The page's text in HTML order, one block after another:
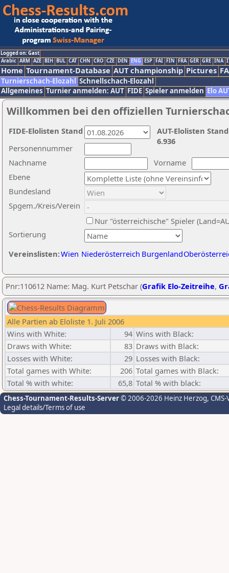
Logged on: Gast
Arabic ARM AZE BIH BUL CAT CHN CRO CZE DEN ENG ESP FAI FIN FRA GER GRE INA
Home Tournament-Database AUT championship Pictures
Turnierschach-Elozahl Schnellschach-Elozahl
Allgemeines Turnier anmelden: AUT FIDE Spieler anmelden Elo
Willkommen bei den offiziellen
Nachname
Vorname
Ebene
Sortierung
Personennummer
Bundesland
Spgem./Kreis/Verein
Nur "österreichische" Spieler
Vereinslisten:Wien Niederösterreich Burgenland
AUT-Elolisten
6.936
FIDE-Elolisten Stand
Pnr:110612 Name: Mag. Kurt Petschar (Grafik Elo-Zeitreihe,
Alle Partien ab Eloliste 1. Juli 2006
Wins with White:
94 Wins with Black:
Draws with White:
83 Draws with Black:
Losses with White:
29 Losses with Black:
Total games with White:
206 Total games with Black:
Total % with white:
65,8 Total % with black:
Chess-Tournament-Results-Server© 2006-2026 Heinz Herzog,
Legal details/Terms of use